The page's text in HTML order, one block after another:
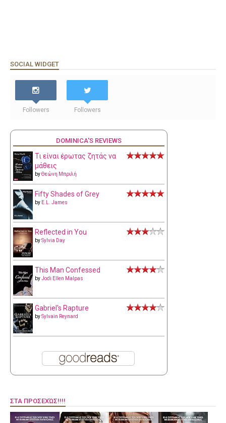
SOCIAL WIDGET
Followers Followers
DOMINICA'S REVIEWS
Τι είναι έρωτας ζητάς να
μάθεις
byΘεώνη Μπριλή
Fifty Shades of Grey
by E.L. James
Reflected in You
bySylvia Day
This Man Confessed
byJodi Ellen Malpas
Gabriel's Rapture
bySylvain Reynard
ΣΤΑ ΠΡΟΣΕΧΏΣ!!!!